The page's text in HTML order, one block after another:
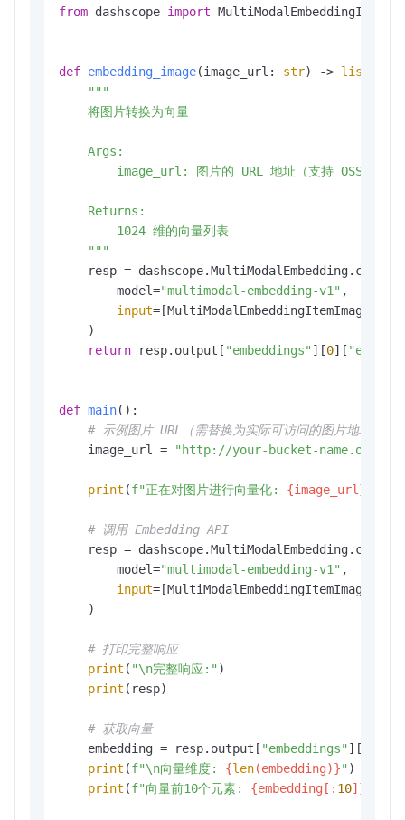
from dashscope import
def embedding_image(image_url: str) -> list
"""
    将图片转换为向量
    Args:
image_url: 图片的 URL 地址（支持 OSS 地址
    Returns:
        1024 维的向量列表
    """
    resp = dashscope.MultiModalEmbedding.call(
        model=
"multimodal-embedding-v1" ,
input
    )
return resp.output[ "embeddings" ][0][
def main():
# 示例图片 URL（需替换为实际可访问的图片地址，如
    image_url =
"http://your-bucket-name.oss-cn-
print (f"正在对图片进行向量化: {image_url}
# 调用 Embedding API
    resp = dashscope.MultiModalEmbedding.call(
        model=
"multimodal-embedding-v1" ,
input
    )
# 打印完整响应
print ( "\n完整响应:" )
print (resp)
# 获取向量
    embedding = resp.output[
"embeddings" ][
print (f"\n向量维度: {len(embedding)}" )
print (f"向量前10个元素: {embedding[: 10]}